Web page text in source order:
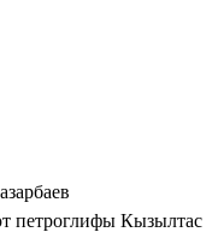
петроглифы Кызылтас